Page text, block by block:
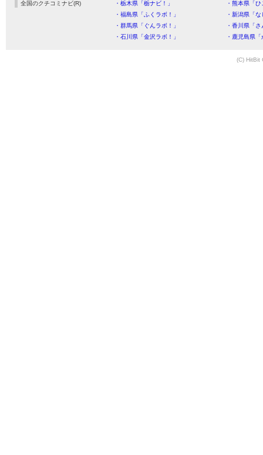
全国のクチコミナビ(R) ・栃木県「栃ナビ！」
・熊本県「
・福島県「ふくラボ！」
・新潟県「
・群馬県「ぐんラボ！」
・香川県「
・石川県「金沢ラボ！」
・鹿児島県
(C) HitBit